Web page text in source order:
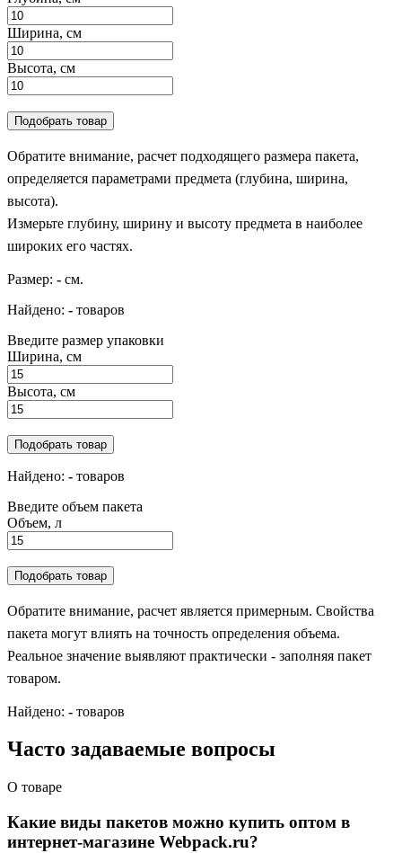
Ширина, см
Высота, см
Подобрать товар
Обратите внимание, расчет подходящего размера пакета,
определяется параметрами предмета (глубина, ширина,
высота).
Измерьте глубину, ширину и высоту предмета в наиболее
широких его частях.
Размер: - см.
Найдено: - товаров
Введите размер упаковки
Ширина, см
Высота, см
Подобрать товар
Найдено: - товаров
Введите объем пакета
Объем, л
Подобрать товар
Обратите внимание, расчет является примерным. Свойства
пакета могут влиять на точность определения объема.
Реальное значение выявляют практически - заполняя пакет
товаром.
Найдено: - товаров
Часто задаваемые вопросы
О товаре
Какие виды пакетов можно купить оптом в
интернет-магазине Webpack.ru?